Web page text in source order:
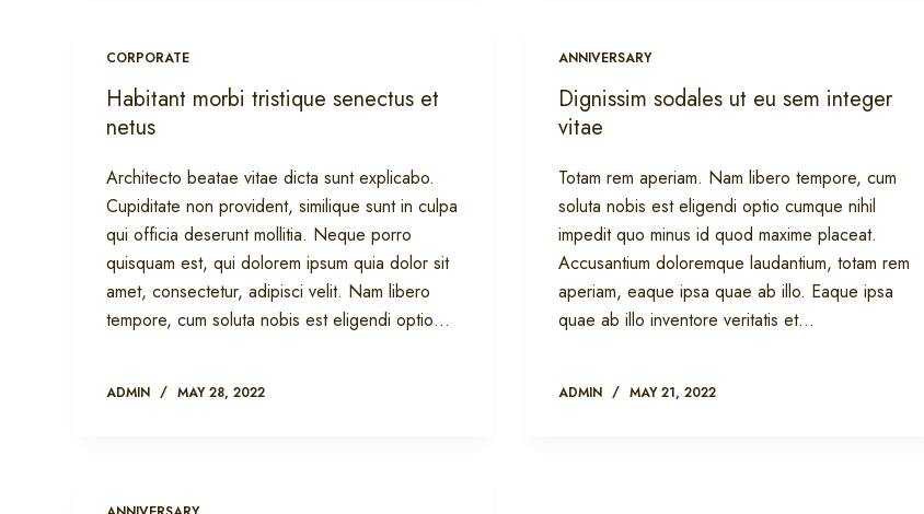
CORPORATE
Habitant morbi tristique senectus et
netus
Architecto beatae vitae dicta sunt explicabo.
Cupiditate non provident, similique sunt in culpa
qui officia deserunt mollitia. Neque porro
quisquam est, qui dolorem ipsum quia dolor sit
amet, consectetur, adipisci velit. Nam libero
tempore, cum soluta nobis est eligendi optio…
ADMIN MAY 28, 2022
ANNIVERSARY
Dignissim sodales ut eu sem integer
vitae
Totam rem aperiam. Nam libero tempore, cum
soluta nobis est eligendi optio cumque nihil
impedit quo minus id quod maxime placeat.
Accusantium doloremque laudantium, totam rem
aperiam, eaque ipsa quae ab illo. Eaque ipsa
quae ab illo inventore veritatis et…
ADMIN MAY 21, 2022